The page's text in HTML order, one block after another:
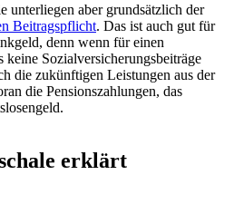
unterliegen aber grundsätzlich der
Beitragspflicht. Das ist auch gut für
denn wenn für einen
Sozialversicherungsbeiträge
die zukünftigen Leistungen aus der
die Pensionszahlungen, das
erklärt